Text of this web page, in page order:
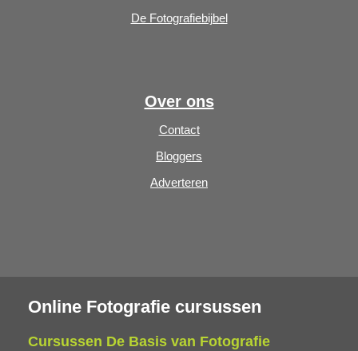
De Fotografiebijbel
Over ons
Contact
Bloggers
Adverteren
Online Fotografie cursussen
Cursussen De Basis van Fotografie